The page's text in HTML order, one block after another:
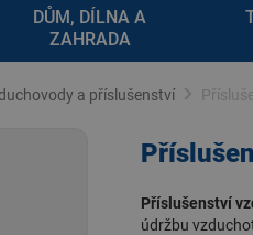
DŮM, DÍLNA A
ZAHRADA
a příslušenství
Příslušenství
údržbu